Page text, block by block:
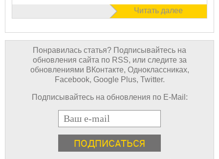
Читать далее
Понравилась статья? Подписывайтесь на
обновления сайта по RSS, или следите за
обновлениями ВКонтакте, Одноклассниках,
Facebook, Google Plus, Twitter.
Подписывайтесь на обновления по E-Mail:
E-mail